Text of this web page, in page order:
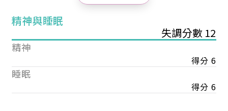
精神與睡眠
失調分數 12
精神
得分 6
睡眠
得分 6